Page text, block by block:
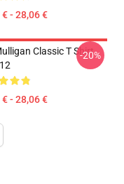
- 28,06 €
Classic T Shirt
- 28,06 €
-20%